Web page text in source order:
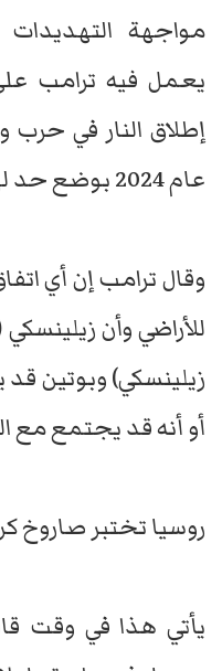
مواجهة
يعمل فيه ترامب
إطلاق النار في حرب
عام 2024 بوضع حد لها بسرعة.
وقال ترامب إن أي
للأراضي وأن زيلينسكي
زيلينسكي) وبوتين
أو أنه قد يجتمع مع
روسيا تختبر صاروخ
يأتي هذا في وقت